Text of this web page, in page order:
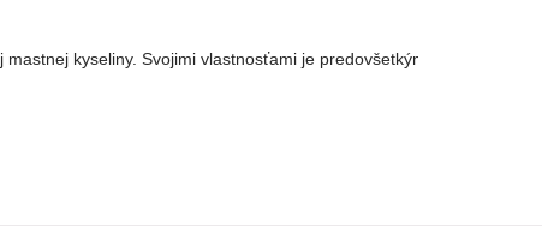
kyseliny. Svojimi vlastnosťami je predovšetkým vhodný do